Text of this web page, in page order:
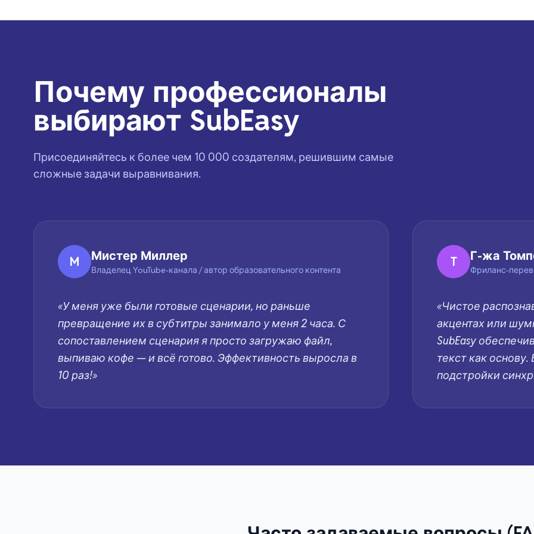
Почему профессионалы
выбирают SubEasy
Присоединяйтесь к более чем 10 000 создателям, решившим самые
сложные задачи выравнивания.
M Мистер Миллер
Владелец YouTube-канала / автор образовательного контента
«У меня уже были готовые сценарии, но раньше
превращение их в субтитры занимало у меня 2 часа. С
сопоставлением сценария я просто загружаю файл,
выпиваю кофе — и всё готово. Эффективность выросла в
10 раз!»
T Г-жа
Фриланс-
«Чистое
акцентах или
SubEasy
текст как
подстройки